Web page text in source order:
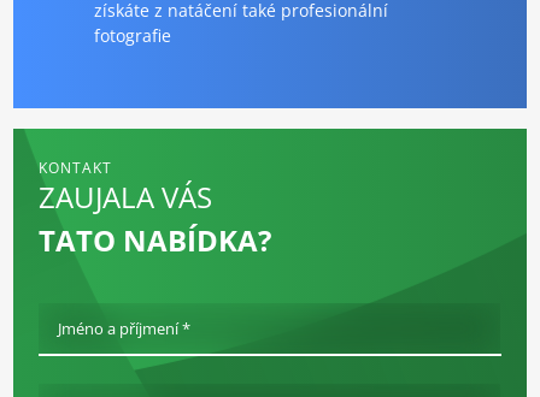
získáte z natáčení také profesionální
fotografie
KONTAKT
ZAUJALA VÁS
TATO NABÍDKA?
Jméno a příjmení *